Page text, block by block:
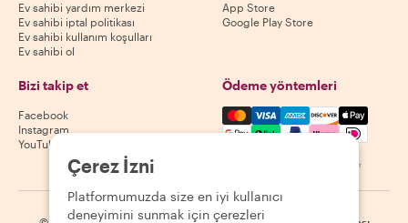
Ev sahibi yardım merkezi
Ev sahibi iptal politikası
Ev sahibi kullanım koşulları
Ev sahibi ol
App Store
Google Play Store
Bizi takip et
Facebook
Instagram
YouTube
Ödeme yöntemleri
Mastercard, Visa, Amex,
Kullanılabilirlik destinasyona göre değişir
Çerez İzni
Platformumuzda size en iyi kullanıcı
deneyimini sunmak için çerezleri